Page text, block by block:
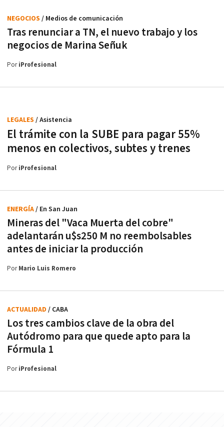
Tras renunciar a TN, el nuevo trabajo y los
negocios de Marina Señuk
NEGOCIOS / Medios de comunicación
PoriProfesional
El trámite con la SUBE para pagar 55%
menos en colectivos, subtes y trenes
LEGALES / Asistencia
PoriProfesional
Mineras del "Vaca Muerta del cobre"
adelantarán u$s250 M no reembolsables
antes de iniciar la producción
ENERGÍA/ En San Juan
PorMario Luis Romero
Los tres cambios clave de la obra del
Autódromo para que quede apto para la
Fórmula 1
ACTUALIDAD / CABA
PoriProfesional